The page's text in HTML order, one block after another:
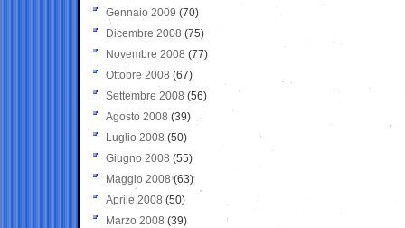
Gennaio 2009 (70)
Dicembre 2008 (75)
Novembre 2008 (77)
Ottobre 2008 (67)
Settembre 2008 (56)
Agosto 2008 (39)
Luglio 2008 (50)
Giugno 2008 (55)
Maggio 2008(63)
Aprile 2008 (50)
Marzo 2008 (39)